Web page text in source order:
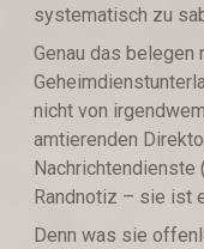
systematisch zu
Genau das belegen
nicht von
amtierenden
Randnotiz – sie ist
Denn was sie